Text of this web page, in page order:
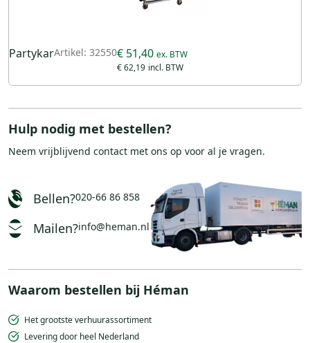
PartykarArtikel: 32550
€ 62,19
€ 51,40
Hulp nodig met bestellen?
Neem vrijblijvend contact met ons op voor al je vragen.
Bellen?020-66 86 858
Mailen?info@heman.nl
Waarom bestellen bij Héman
Het grootste verhuurassortiment
Levering door heel Nederland